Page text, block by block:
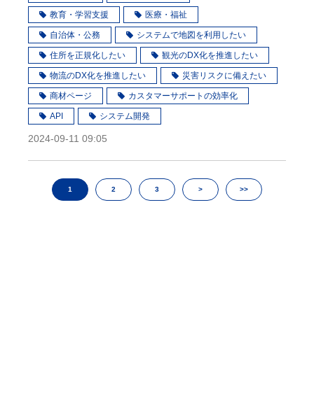
教育・学習支援 医療・福祉
自治体・公務 システムで地図を利用したい
住所を正規化したい 観光のDX化を推進したい
物流のDX化を推進したい 災害リスクに備えたい
商材ページ カスタマーサポートの効率化
API システム開発
2024-09-11 09:05
1 2 3 > >>